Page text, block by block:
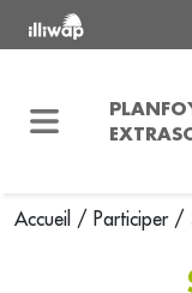
Accueil / Participer/